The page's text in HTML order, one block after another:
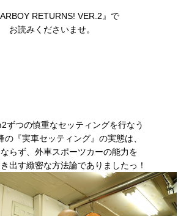
RETURNS! VER.2』で
お読みくださいませ。
ずつの慎重なセッティングを行なう
の『実車セッティング』の実態は、
らず、外車スポーツカーの能力を
出す緻密な方法論でありましたっ！